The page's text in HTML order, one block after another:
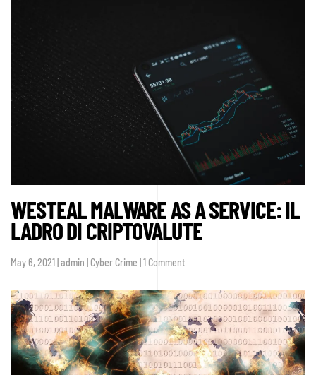
WESTEAL MALWARE AS A SERVICE: IL
LADRO DI CRIPTOVALUTE
May 6, 2021 | admin | Cyber Crime | 1 Comment
Malware
as
a
service:
il
ladro
di